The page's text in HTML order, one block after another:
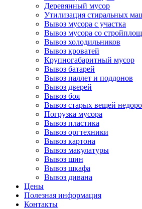
Деревянный мусор
Утилизация стиральных
Вывоз мусора с участка
Вывоз мусора со
Вывоз холодильников
Вывоз кроватей
Крупногабаритный мусор
Вывоз батарей
Вывоз паллет и поддонов
Вывоз дверей
Вывоз боя
Вывоз старых вещей
Погрузка мусора
Вывоз пластика
Вывоз оргтехники
Вывоз картона
Вывоз макулатуры
Вывоз шин
Вывоз шкафа
Вывоз дивана
Цены
Полезная информация
Контакты